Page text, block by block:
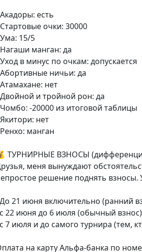
есть
очки: 30000
15/5
манган: да
в минус по очкам: допускается
ничьи: да
нет
и тройной рон: да
-20000 из итоговой таблицы
нет
манган
ТУРНИРНЫЕ ВЗНОСЫ
меня вынуждают
решение поднять
До 21 июня включительно (ранний
с 22 июня до 6 июля (обычный
с 7 июля и до самого турнира (тем,
на карту Альфа-банка по